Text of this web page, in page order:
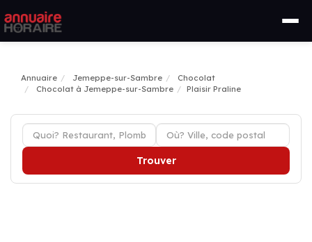
Annuaire Jemeppe-sur-Sambre
Chocolat
Chocolat à Jemeppe-sur-Sambre
Plaisir Praline
Trouver